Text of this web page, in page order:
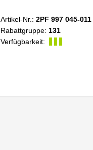
Artikel-Nr.: 2PF 997 045-011
Rabattgruppe: 131
Verfügbarkeit: